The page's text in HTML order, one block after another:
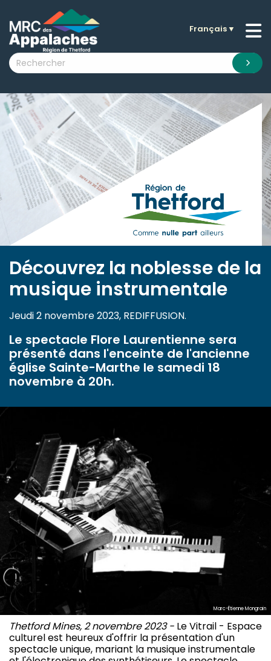
submenu (La MRC )
submenu (Citoyens )
submenu (Visiteurs )
submenu (Nouvelles )
submenu (Documentation )
Français▼
Découvrez la noblesse de la
musique instrumentale
Jeudi 2 novembre 2023, REDIFFUSION.
Le spectacle Flore Laurentienne sera
présenté dans l'enceinte de l'ancienne
église Sainte-Marthe le samedi 18
novembre à 20h.
Marc-Étienne Mongrain
Thetford Mines, 2 novembre 2023 - Le Vitrail - Espace
culturel est heureux d'offrir la présentation d'un
spectacle unique, mariant la musique instrumentale